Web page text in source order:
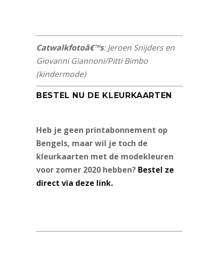
Catwalkfotoâ€™s: Jeroen Snijders en
Giovanni Giannoni/Pitti Bimbo
(kindermode)
BESTEL NU DE KLEURKAARTEN
Heb je geen printabonnement op
Bengels, maar wil je toch de
kleurkaarten met de modekleuren
voor zomer 2020 hebben? Bestel ze
direct via deze link.